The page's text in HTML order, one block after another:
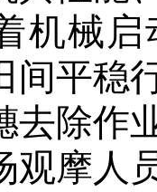
机械
间平稳
去除作
观摩人